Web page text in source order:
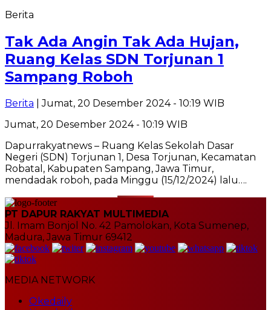
Berita
Tak Ada Angin Tak Ada Hujan,
Ruang Kelas SDN Torjunan 1
Sampang Roboh
Berita | Jumat, 20 Desember 2024 - 10:19 WIB
Jumat, 20 Desember 2024 - 10:19 WIB
Dapurrakyatnews – Ruang Kelas Sekolah Dasar
Negeri (SDN) Torjunan 1, Desa Torjunan, Kecamatan
Robatal, Kabupaten Sampang, Jawa Timur,
mendadak roboh, pada Minggu (15/12/2024) lalu….
PT DAPUR RAKYAT MULTIMEDIA
Jl. Imam Bonjol No. 42 Pamolokan, Kota Sumenep,
Madura, Jawa Timur 69412
MEDIA NETWORK
Okedaily